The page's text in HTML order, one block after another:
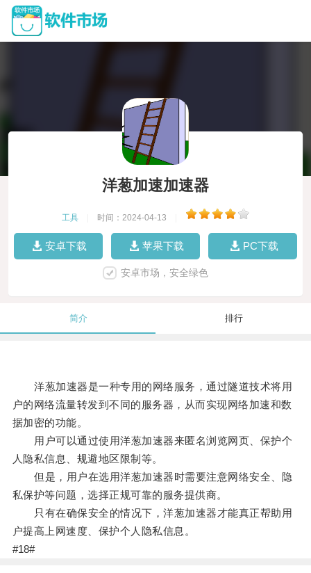
洋葱加速加速器
工具 时间：2024-04-13
安卓下载 苹果下载 PC下载
安卓市场，安全绿色
简介 排行
洋葱加速器是一种专用的网络服务，通过隧道技术将用
户的网络流量转发到不同的服务器，从而实现网络加速和数
据加密的功能。
用户可以通过使用洋葱加速器来匿名浏览网页、保护个
人隐私信息、规避地区限制等。
但是，用户在选用洋葱加速器时需要注意网络安全、隐
私保护等问题，选择正规可靠的服务提供商。
只有在确保安全的情况下，洋葱加速器才能真正帮助用
户提高上网速度、保护个人隐私信息。
#18#